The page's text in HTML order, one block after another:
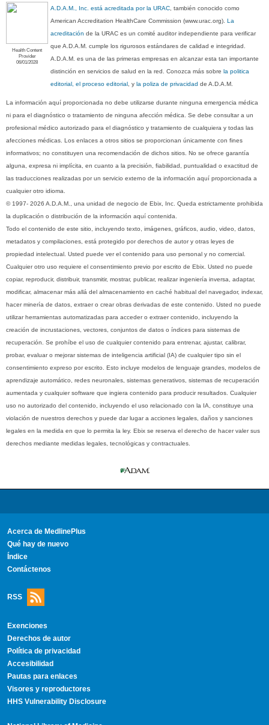
Health Content
Provider
06/01/2028
A.D.A.M., Inc. está acreditada por la URAC, también conocido como
American Accreditation HealthCare Commission (www.urac.org). La
acreditación de la URAC es un comité auditor independiente para verificar
que A.D.A.M. cumple los rigurosos estándares de calidad e integridad.
A.D.A.M. es una de las primeras empresas en alcanzar esta tan importante
distinción en servicios de salud en la red. Conozca más sobre la politica
editorial, el proceso editorial , y la poliza de privacidad de A.D.A.M.
La información aquí proporcionada no debe utilizarse durante ninguna emergencia médica
ni para el diagnóstico o tratamiento de ninguna afección médica. Se debe consultar a un
profesional médico autorizado para el diagnóstico y tratamiento de cualquiera y todas las
afecciones médicas. Los enlaces a otros sitios se proporcionan únicamente con fines
informativos; no constituyen una recomendación de dichos sitios. No se ofrece garantía
alguna, expresa ni implícita, en cuanto a la precisión, fiabilidad, puntualidad o exactitud de
las traducciones realizadas por un servicio externo de la información aquí proporcionada a
cualquier otro idioma.
© 1997- 2026 A.D.A.M., una unidad de negocio de Ebix, Inc. Queda estrictamente prohibida
la duplicación o distribución de la información aquí contenida.
Todo el contenido de este sitio, incluyendo texto, imágenes, gráficos, audio, video, datos,
metadatos y compilaciones, está protegido por derechos de autor y otras leyes de
propiedad intelectual. Usted puede ver el contenido para uso personal y no comercial.
Cualquier otro uso requiere el consentimiento previo por escrito de Ebix. Usted no puede
copiar, reproducir, distribuir, transmitir, mostrar, publicar, realizar ingeniería inversa, adaptar,
modificar, almacenar más allá del almacenamiento en caché habitual del navegador, indexar,
hacer minería de datos, extraer o crear obras derivadas de este contenido. Usted no puede
utilizar herramientas automatizadas para acceder o extraer contenido, incluyendo la
creación de incrustaciones, vectores, conjuntos de datos o índices para sistemas de
recuperación. Se prohíbe el uso de cualquier contenido para entrenar, ajustar, calibrar,
probar, evaluar o mejorar sistemas de inteligencia artificial (IA) de cualquier tipo sin el
consentimiento expreso por escrito. Esto incluye modelos de lenguaje grandes, modelos de
aprendizaje automático, redes neuronales, sistemas generativos, sistemas de recuperación
aumentada y cualquier software que ingiera contenido para producir resultados. Cualquier
uso no autorizado del contenido, incluyendo el uso relacionado con la IA, constituye una
violación de nuestros derechos y puede dar lugar a acciones legales, daños y sanciones
legales en la medida en que lo permita la ley. Ebix se reserva el derecho de hacer valer sus
derechos mediante medidas legales, tecnológicas y contractuales.
Acerca de MedlinePlus
Qué hay de nuevo
Índice
Contáctenos
RSS
Exenciones
Derechos de autor
Política de privacidad
Accesibilidad
Pautas para enlaces
Visores y reproductores
HHS Vulnerability Disclosure